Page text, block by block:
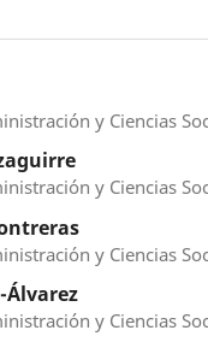
y Ciencias
y Ciencias
y Ciencias
y Ciencias